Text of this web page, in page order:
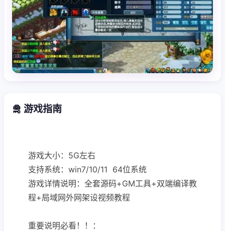
🛅 游戏指南
游戏大小：5G左右
支持系统：win7/10/11 64位系统
游戏详情说明：全套源码+GM工具+双端编译教
程+局域网外网架设视频教程
重要说明必看！！：